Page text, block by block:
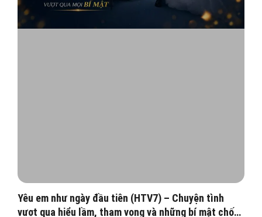
Yêu em như ngày đầu tiên (HTV7) – Chuyện tình
vượt qua hiểu lầm, tham vọng và những bí mật chốn